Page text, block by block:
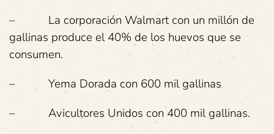
– La corporación Walmart con un millón de
gallinas produce el 40% de los huevos que se
consumen.
– Yema Dorada con 600 mil gallinas
– Avicultores Unidos con 400 mil gallinas.